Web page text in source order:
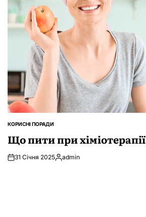
ОПУБЛІКУВАТИ
КОРИСНІ ПОРАДИ
Що пити при хіміотерапії
31 Січня 2025Опубліковано
admin